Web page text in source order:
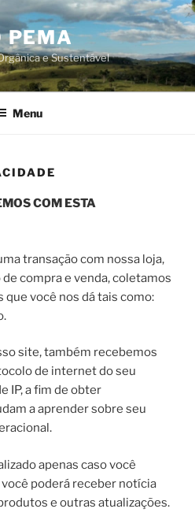
PEMA
e Sustentável
Menu
COM ESTA
transação com nossa loja,
compra e venda, coletamos
você nos dá tais como:
site, também recebemos
de internet do seu
IP, a fim de obter
a aprender sobre seu
apenas caso você
poderá receber notícia
e outras atualizações.